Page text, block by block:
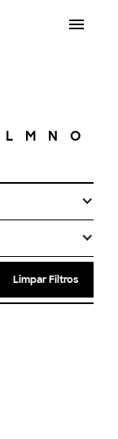
L M N O
Limpar Filtros